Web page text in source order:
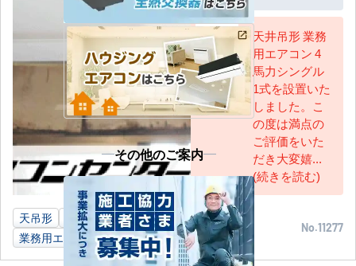
AC担当
天井吊形 業務
用エアコン 4
馬力シングル
1式を設置いた
しました。こ
の度は満点の
ご評価をいた
だき大変嬉...
(続きを読む)
天吊形 4馬力 加工業工場
栃木県
業務用エアコン
No.11277
その他のご案内